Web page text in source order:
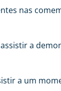
nas
a
a um